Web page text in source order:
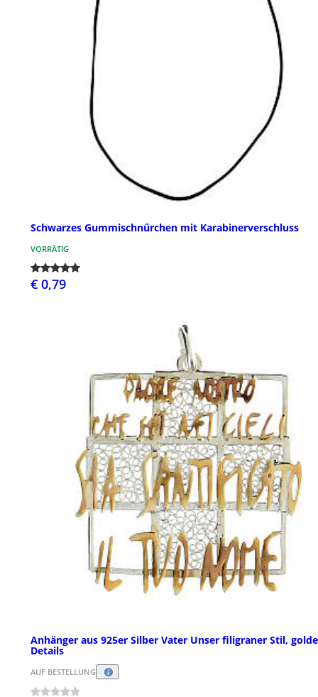
Schwarzes Gummischnűrchen mit Karabinerverschluss
VORRÄTIG
€ 0,79
Anhänger aus 925er Silber Vater Unser filigraner Stil,
Details
AUF BESTELLUNG